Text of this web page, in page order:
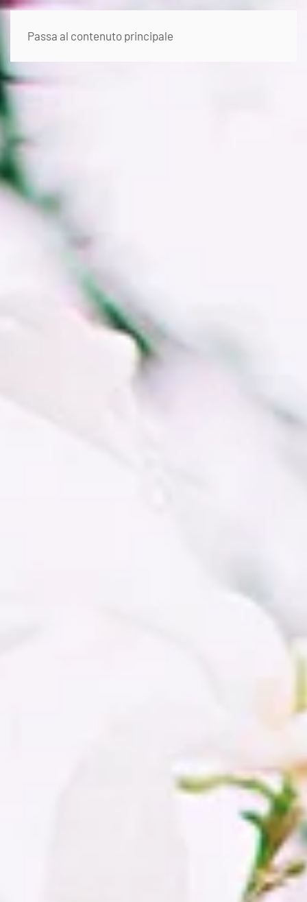
Passa al contenuto principale